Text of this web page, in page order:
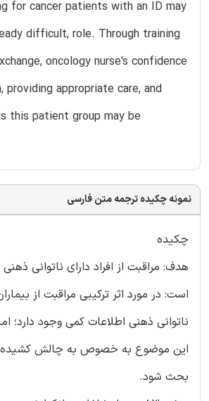
for cancer patients with an ID may
difficult, role. Through training
oncology nurse's confidence
providing appropriate care, and
this patient group may be
نمونه چکیده ترجمه متن فارسی
چکیده
است: در مورد اثر ترکیبی مراقبت از
ناتوانی ذهنی اطلاعات کمی وجود دارد؛
این موضوع به خصوص به چالش کشیده
بحث شود.